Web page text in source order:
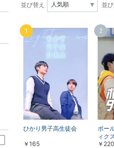
並び替え
並
ひかり男子高生徒会
￥165
1
ボー
ィク
￥220
2